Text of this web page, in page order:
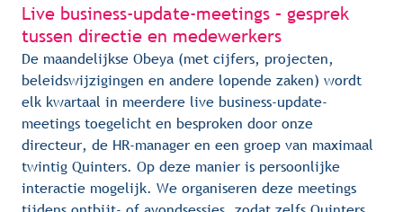
Live business-update-meetings – gesprek
tussen directie en medewerkers
De maandelijkse Obeya (met cijfers, projecten,
beleidswijzigingen en andere lopende zaken) wordt
elk kwartaal in meerdere live business-update-
meetings toegelicht en besproken door onze
directeur, de HR-manager en een groep van maximaal
twintig Quinters. Op deze manier is persoonlijke
interactie mogelijk. We organiseren deze meetings